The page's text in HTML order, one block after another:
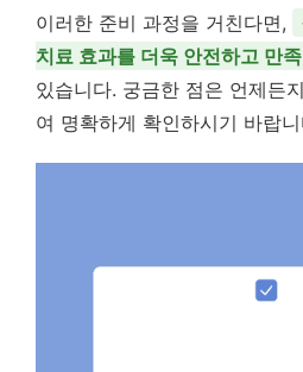
이러한 준비 과정을 거친다면,
치료 효과를 더욱 안전하고 만
있습니다. 궁금한 점은 언제든
여 명확하게 확인하시기 바랍